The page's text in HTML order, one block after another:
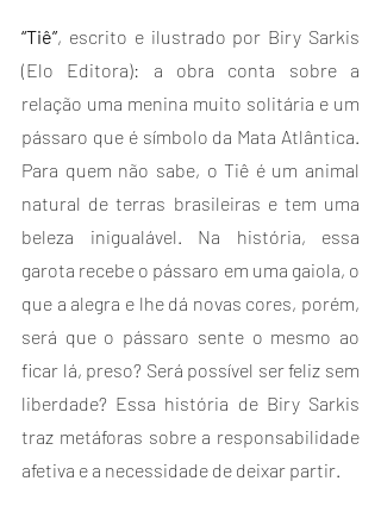
“Tiê”, escrito e ilustrado por Biry Sarkis
(Elo Editora): a obra conta sobre a
relação uma menina muito solitária e um
pássaro que é símbolo da Mata Atlântica.
Para quem não sabe, o Tiê é um animal
natural de terras brasileiras e tem uma
beleza inigualável. Na história, essa
garota recebe o pássaro em uma gaiola, o
que a alegra e lhe dá novas cores, porém,
será que o pássaro sente o mesmo ao
ficar lá, preso? Será possível ser feliz sem
liberdade? Essa história de Biry Sarkis
traz metáforas sobre a responsabilidade
afetiva e a necessidade de deixar partir.